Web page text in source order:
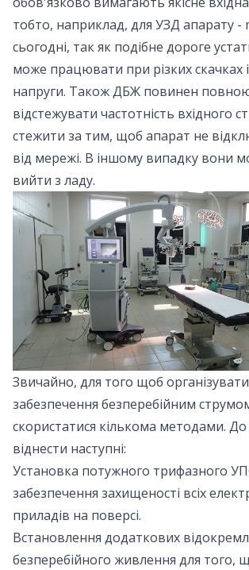
тобто, наприклад, для УЗД апарату -
сьогодні, так як подібне дороге
може працювати при різких скачках
напруги. Також ДБЖ повинен
відстежувати частотність вхідного
стежити за тим, щоб апарат не
від мережі. В іншому випадку вони
вийти з ладу.
Звичайно, для того щоб
забезпечення безперебійним
скористатися кількома методами. До
віднести наступні:
Установка потужного трифазного
забезпечення захищеності всіх
приладів на поверсі.
Встановлення додаткових
безперебійного живлення для того,